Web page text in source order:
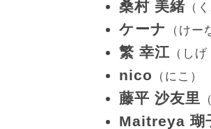
桑村 美緒 （
ケーナ （けー
繁 幸江 （し
nico （にこ）
藤平 沙友里
Maitreya 瑚